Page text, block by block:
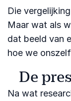
Die
Maar wat als
dat beeld van
hoe we
De
Na wat